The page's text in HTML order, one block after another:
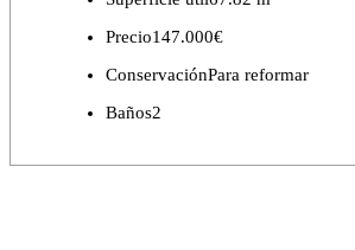
Precio147.000€
ConservaciónPara reformar
Baños2